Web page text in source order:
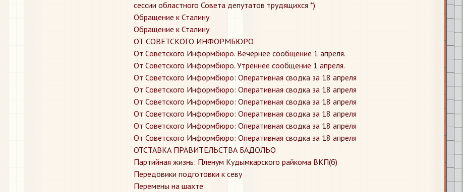
сессии областного Совета депутатов трудящихся *)
Обращение к Сталину
Обращение к Сталину
ОТ СОВЕТСКОГО ИНФОРМБЮРО
От Советского Информбюро. Вечернее сообщение 1 апреля.
От Советского Информбюро. Утреннее сообщение 1 апреля.
От Советского Информбюро: Оперативная сводка за 18 апреля
От Советского Информбюро: Оперативная сводка за 18 апреля
От Советского Информбюро: Оперативная сводка за 18 апреля
От Советского Информбюро: Оперативная сводка за 18 апреля
От Советского Информбюро: Оперативная сводка за 18 апреля
От Советского Информбюро: Оперативная сводка за 18 апреля
ОТСТАВКА ПРАВИТЕЛЬСТВА БАДОЛЬО
Партийная жизнь: Пленум Кудымкарского райкома ВКП(б)
Передовики подготовки к севу
Перемены на шахте